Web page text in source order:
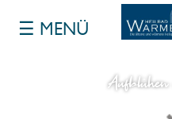
☰ MENÜ